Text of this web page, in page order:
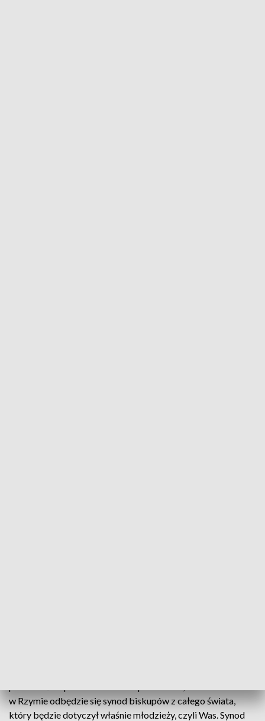
w Rzymie odbędzie się synod biskupów z całego świata,
który będzie dotyczył właśnie młodzieży, czyli Was. Synod